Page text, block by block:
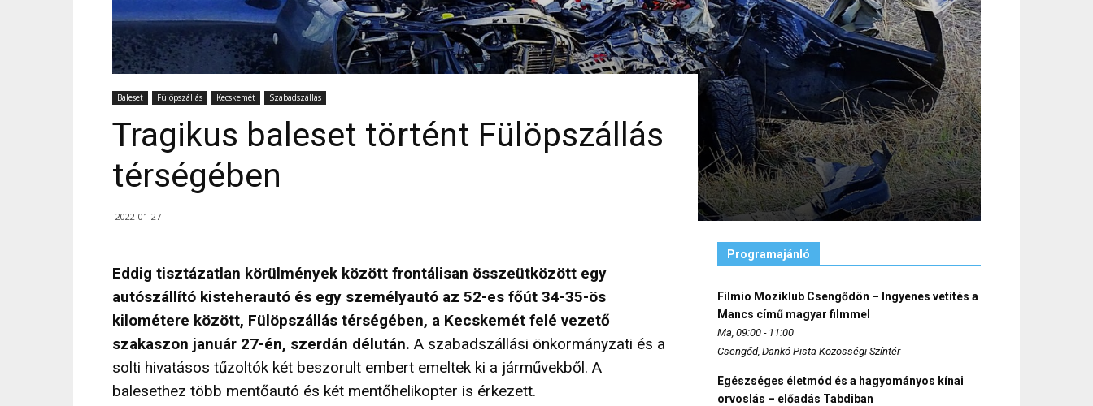
Baleset Fülöpszállás Kecskemét Szabadszállás
Tragikus baleset történt Fülöpszállás
térségében
2022-01-27
Eddig tisztázatlan körülmények között frontálisan összeütközött egy
autószállító kisteherautó és egy személyautó az 52-es főút 34-35-ös
kilométere között, Fülöpszállás térségében, a Kecskemét felé vezető
szakaszon január 27-én, szerdán délután. A szabadszállási önkormányzati és a
solti hivatásos tűzoltók két beszorult embert emeltek ki a járművekből. A
balesethez több mentőautó és két mentőhelikopter is érkezett.
Programajánló
Filmio Moziklub Csengődön – Ingyenes vetítés a
Mancs című magyar filmmel
Ma, 09:00 - 11:00
Csengőd, Dankó Pista Közösségi Színtér
Egészséges életmód és a hagyományos kínai
orvoslás – előadás Tabdiban